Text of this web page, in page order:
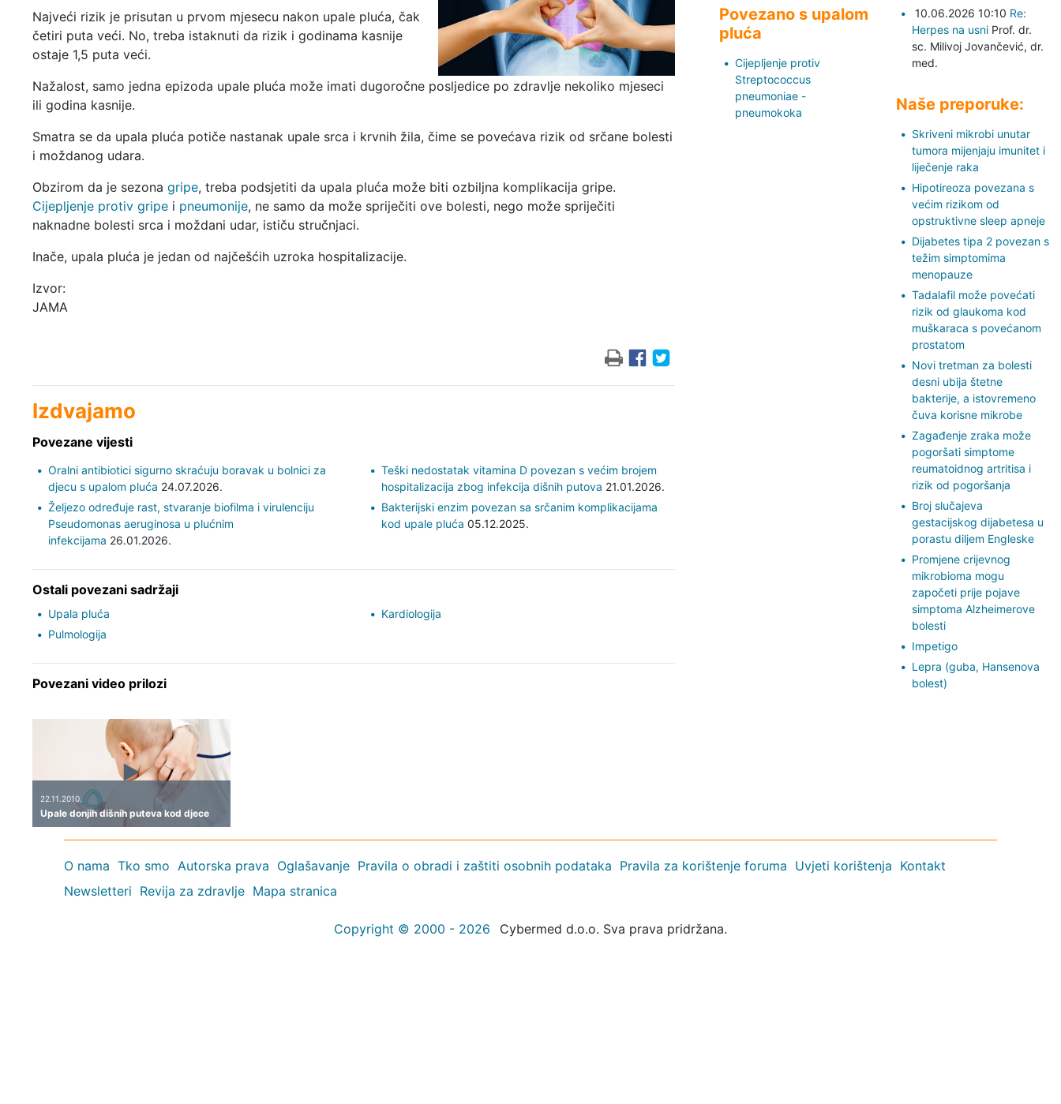
Najveći rizik je prisutan u prvom mjesecu nakon upale pluća, čak
četiri puta veći. No, treba istaknuti da rizik i godinama kasnije
ostaje 1,5 puta veći.
Nažalost, samo jedna epizoda upale pluća može imati dugoročne posljedice po zdravlje nekoliko mjeseci
ili godina kasnije.
Smatra se da upala pluća potiče nastanak upale srca i krvnih žila, čime se povećava rizik od srčane bolesti
i moždanog udara.
Obzirom da je sezona gripe, treba podsjetiti da upala pluća može biti ozbiljna komplikacija gripe.
Cijepljenje protiv gripei pneumonije, ne samo da može spriječiti ove bolesti, nego može spriječiti
naknadne bolesti srca i moždani udar, ističu stručnjaci.
Inače, upala pluća je jedan od najčešćih uzroka hospitalizacije.
Izvor:
JAMA
Izdvajamo
Povezane vijesti
Oralni antibiotici sigurno skraćuju boravak u bolnici za
djecu s upalom pluća 24.07.2026.
Željezo određuje rast, stvaranje biofilma i virulenciju
Pseudomonas aeruginosa u plućnim
infekcijama 26.01.2026.
Teški nedostatak vitamina D povezan s većim brojem
hospitalizacija zbog infekcija dišnih putova 21.01.2026.
Bakterijski enzim povezan sa srčanim komplikacijama
kod upale pluća 05.12.2025.
Ostali povezani sadržaji
Upala pluća
Pulmologija
Kardiologija
Povezani video prilozi
22.11.2010.
Upale donjih dišnih puteva kod djece
Povezano s upalom
pluća
Cijepljenje protiv
Streptococcus
pneumoniae -
pneumokoka
10.06.2026 10:10 Re:
Herpes na usni Prof. dr.
sc. Milivoj Jovančević, dr.
med.
Naše preporuke:
Skriveni mikrobi unutar
tumora mijenjaju imunitet i
liječenje raka
Hipotireoza povezana s
većim rizikom od
opstruktivne sleep apneje
Dijabetes tipa 2 povezan s
težim simptomima
menopauze
Tadalafil može povećati
rizik od glaukoma kod
muškaraca s povećanom
prostatom
Novi tretman za bolesti
desni ubija štetne
bakterije, a istovremeno
čuva korisne mikrobe
Zagađenje zraka može
pogoršati simptome
reumatoidnog artritisa i
rizik od pogoršanja
Broj slučajeva
gestacijskog dijabetesa u
porastu diljem Engleske
Promjene crijevnog
mikrobioma mogu
započeti prije pojave
simptoma Alzheimerove
bolesti
Impetigo
Lepra (guba, Hansenova
bolest)
O nama Tko smo Autorska prava Oglašavanje Pravila o obradi i zaštiti osobnih podataka Pravila za korištenje foruma Uvjeti korištenja Kontakt
Newsletteri Revija za zdravlje Mapa stranica
Copyright © 2000 - 2026 Cybermed d.o.o. Sva prava pridržana.